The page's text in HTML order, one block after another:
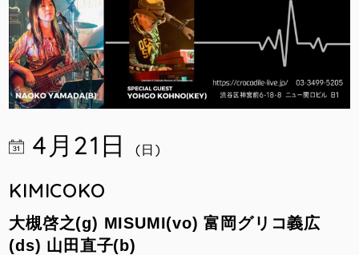
4月21日 (日)
KIMICOKO
大槻啓之(g) MISUMI(vo)富岡グリコ義広
(ds) 山田直子(b)